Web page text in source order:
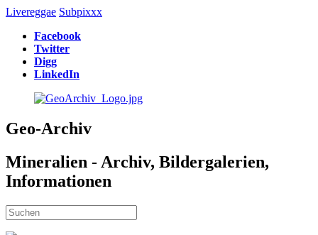
Livereggae Subpixxx
Facebook
Twitter
Digg
LinkedIn
Geo-Archiv
Mineralien - Archiv, Bildergalerien,
Informationen